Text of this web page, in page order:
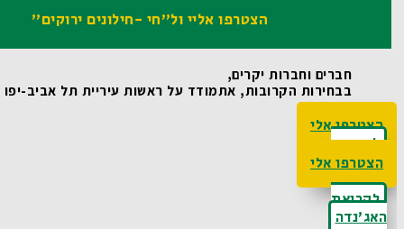
הצטרפו אליי ול"חי -חילונים ירוקים"
חברים וחברות יקרים,
בבחירות הקרובות, אתמודד על ראשות עיריית תל אביב-יפו
הצטרפו אלי
לקריאת
האג'נדה
הצטרפו אלי
לקריאת
האג'נדה